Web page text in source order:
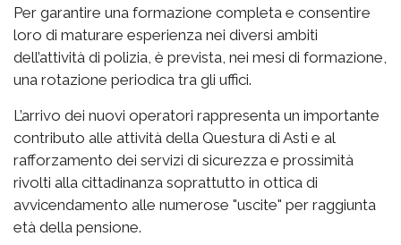
Per garantire una formazione completa e consentire
loro di maturare esperienza nei diversi ambiti
dell’attività di polizia, è prevista, nei mesi di formazione,
una rotazione periodica tra gli uffici.
L’arrivo dei nuovi operatori rappresenta un importante
contributo alle attività della Questura di Asti e al
rafforzamento dei servizi di sicurezza e prossimità
rivolti alla cittadinanza soprattutto in ottica di
avvicendamento alle numerose "uscite" per raggiunta
età della pensione.